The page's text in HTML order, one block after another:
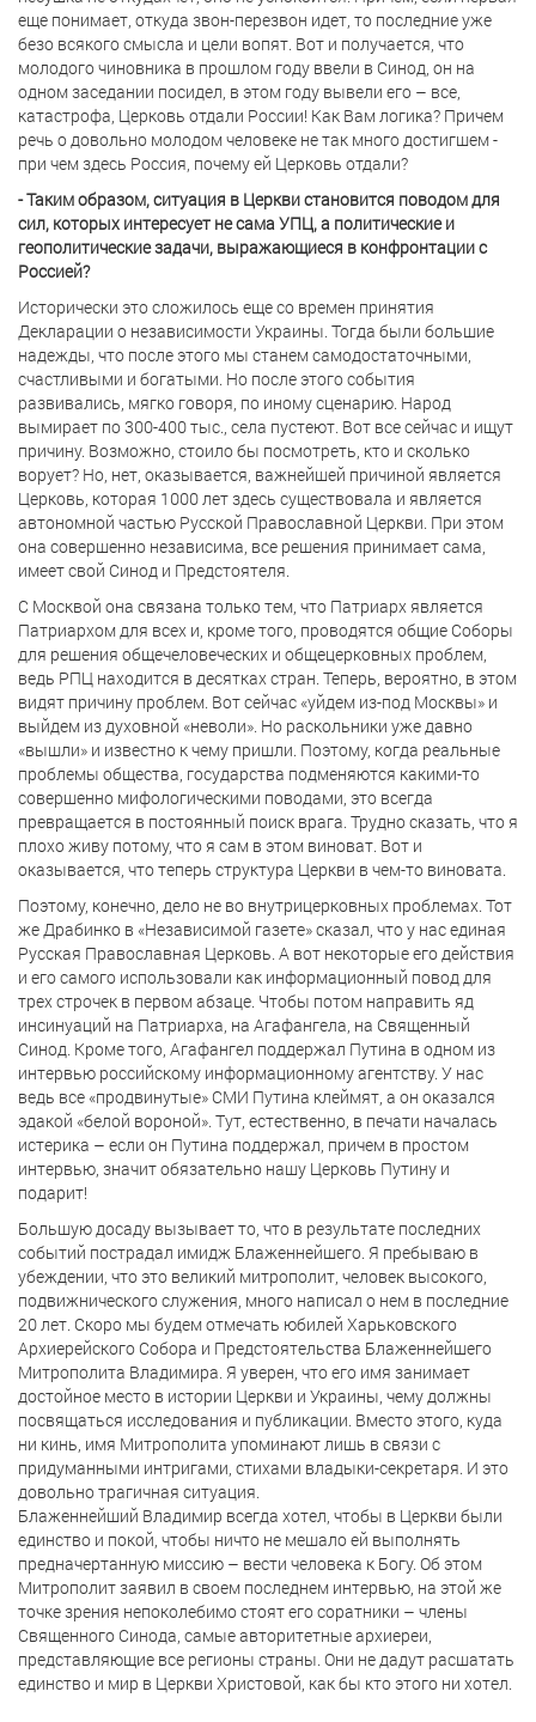
еще понимает, откуда звон-перезвон идет, то последние уже
безо всякого смысла и цели вопят. Вот и получается, что
молодого чиновника в прошлом году ввели в Синод, он на
одном заседании посидел, в этом году вывели его – все,
катастрофа, Церковь отдали России! Как Вам логика? Причем
речь о довольно молодом человеке не так много достигшем -
при чем здесь Россия, почему ей Церковь отдали?
- Таким образом, ситуация в Церкви становится поводом для
сил, которых интересует не сама УПЦ, а политические и
геополитические задачи, выражающиеся в конфронтации с
Россией?
Исторически это сложилось еще со времен принятия
Декларации о независимости Украины. Тогда были большие
надежды, что после этого мы станем самодостаточными,
счастливыми и богатыми. Но после этого события
развивались, мягко говоря, по иному сценарию. Народ
вымирает по 300-400 тыс., села пустеют. Вот все сейчас и ищут
причину. Возможно, стоило бы посмотреть, кто и сколько
ворует? Но, нет, оказывается, важнейшей причиной является
Церковь, которая 1000 лет здесь существовала и является
автономной частью Русской Православной Церкви. При этом
она совершенно независима, все решения принимает сама,
имеет свой Синод и Предстоятеля.
С Москвой она связана только тем, что Патриарх является
Патриархом для всех и, кроме того, проводятся общие Соборы
для решения общечеловеческих и общецерковных проблем,
ведь РПЦ находится в десятках стран. Теперь, вероятно, в этом
видят причину проблем. Вот сейчас «уйдем из-под Москвы» и
выйдем из духовной «неволи». Но раскольники уже давно
«вышли» и известно к чему пришли. Поэтому, когда реальные
проблемы общества, государства подменяются какими-то
совершенно мифологическими поводами, это всегда
превращается в постоянный поиск врага. Трудно сказать, что я
плохо живу потому, что я сам в этом виноват. Вот и
оказывается, что теперь структура Церкви в чем-то виновата.
Поэтому, конечно, дело не во внутрицерковных проблемах. Тот
же Драбинко в «Независимой газете» сказал, что у нас единая
Русская Православная Церковь. А вот некоторые его действия
и его самого использовали как информационный повод для
трех строчек в первом абзаце. Чтобы потом направить яд
инсинуаций на Патриарха, на Агафангела, на Священный
Синод. Кроме того, Агафангел поддержал Путина в одном из
интервью российскому информационному агентству. У нас
ведь все «продвинутые» СМИ Путина клеймят, а он оказался
эдакой «белой вороной». Тут, естественно, в печати началась
истерика – если он Путина поддержал, причем в простом
интервью, значит обязательно нашу Церковь Путину и
подарит!
Большую досаду вызывает то, что в результате последних
событий пострадал имидж Блаженнейшего. Я пребываю в
убеждении, что это великий митрополит, человек высокого,
подвижнического служения, много написал о нем в последние
20 лет. Скоро мы будем отмечать юбилей Харьковского
Архиерейского Собора и Предстоятельства Блаженнейшего
Митрополита Владимира. Я уверен, что его имя занимает
достойное место в истории Церкви и Украины, чему должны
посвящаться исследования и публикации. Вместо этого, куда
ни кинь, имя Митрополита упоминают лишь в связи с
придуманными интригами, стихами владыки-секретаря. И это
довольно трагичная ситуация.
Блаженнейший Владимир всегда хотел, чтобы в Церкви были
единство и покой, чтобы ничто не мешало ей выполнять
предначертанную миссию – вести человека к Богу. Об этом
Митрополит заявил в своем последнем интервью, на этой же
точке зрения непоколебимо стоят его соратники – члены
Священного Синода, самые авторитетные архиереи,
представляющие все регионы страны. Они не дадут расшатать
единство и мир в Церкви Христовой, как бы кто этого ни хотел.